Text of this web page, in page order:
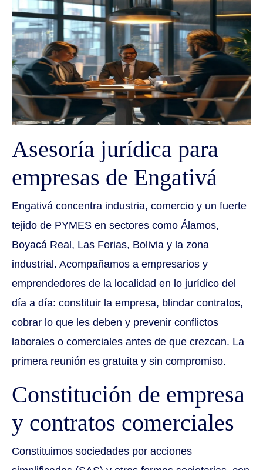
Asesoría jurídica para
empresas de Engativá
Engativá concentra industria, comercio y un fuerte
tejido de PYMES en sectores como Álamos,
Boyacá Real, Las Ferias, Bolivia y la zona
industrial. Acompañamos a empresarios y
emprendedores de la localidad en lo jurídico del
día a día: constituir la empresa, blindar contratos,
cobrar lo que les deben y prevenir conflictos
laborales o comerciales antes de que crezcan. La
primera reunión es gratuita y sin compromiso.
Constitución de empresa
y contratos comerciales
Constituimos sociedades por acciones